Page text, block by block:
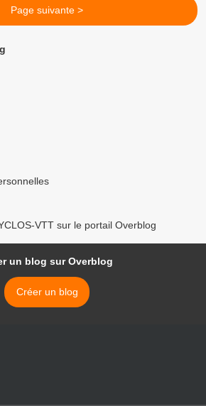
Page suivante >
VTT sur le portail Overblog
un blog sur Overblog
Créer un blog